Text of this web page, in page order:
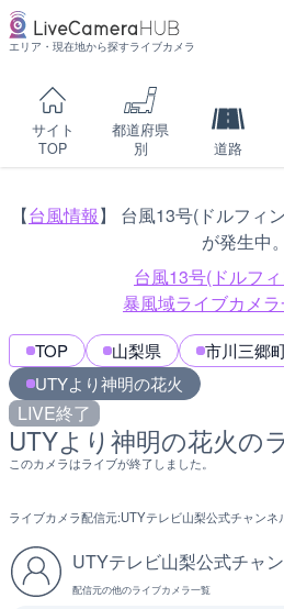
エリア・現在地から探すライブカメラ
サイト
TOP
都道府県
別
道路
【台風情報】 台風13号(ドルフィ
が発生中。
台風13号(ドルフ
暴風域ライブカメ
TOP 山梨県
市川三郷
UTYより神明の花火
LIVE終了
UTYより神明の花火の
このカメラはライブが終了しました。
ライブカメラ配信元:UTYテレビ山梨公式チャンネ
UTYテレビ山梨公式チャ
配信元の他のライブカメラ一覧